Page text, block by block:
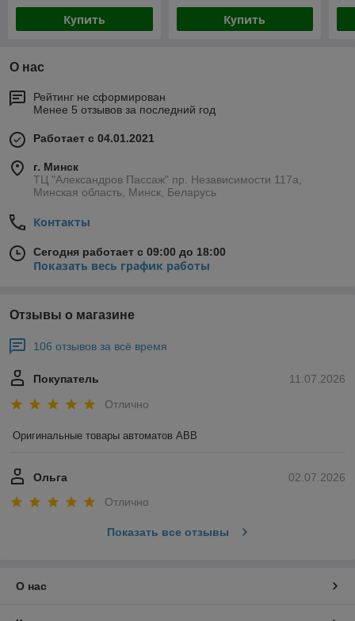
Купить Купить
О нас
Рейтинг не сформирован
Менее 5 отзывов за последний год
Работает с 04.01.2021
г. Минск
ТЦ "Александров Пассаж" пр. Независимости 117а,
Минская область, Минск, Беларусь
Контакты
Сегодня работает с 09:00 до 18:00
Показать весь график работы
Отзывы о магазине
106 отзывов за всё время
11.07.2026
Покупатель
Отлично
Оригинальные товары автоматов ABB
02.07.2026
Ольга
Отлично
Показать все отзывы
О нас